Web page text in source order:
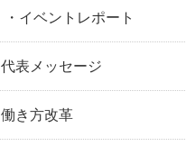
イベントレポート
代表メッセージ
働き方改革